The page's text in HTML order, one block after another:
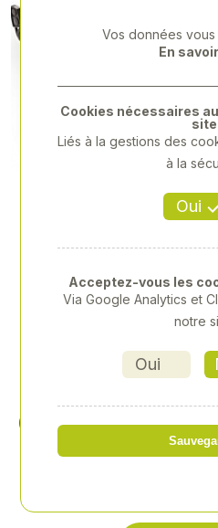
CLAAS
Vos données
En
Oui
Cookies nécessaires
site
Liés à la gestions des
à la
Oui
Acceptez-vous les
Via Google Analytics et
notre